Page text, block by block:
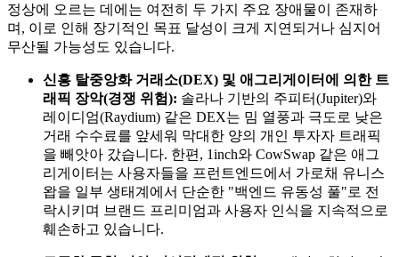
정상에 오르는 데에는 여전히 두 가지 주요 장애물이 존재하
며, 이로 인해 장기적인 목표 달성이 크게 지연되거나 심지어
무산될 가능성도 있습니다.
신흥 탈중앙화 거래소(DEX) 및 애그리게이터에 의한 트
래픽 장악(경쟁 위험): 솔라나 기반의 주피터(Jupiter)와
레이디엄(Raydium) 같은 DEX는 밈 열풍과 극도로 낮은
거래 수수료를 앞세워 막대한 양의 개인 투자자 트래픽
을 빼앗아 갔습니다. 한편, 1inch와 CowSwap 같은 애그
리게이터는 사용자들을 프런트엔드에서 가로채 유니스
왑을 일부 생태계에서 단순한 "백엔드 유동성 풀"로 전
락시키며 브랜드 프리미엄과 사용자 인식을 지속적으로
훼손하고 있습니다.